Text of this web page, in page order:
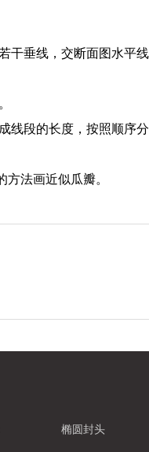
干垂线，交断面图水平
线段的长度，按照顺序
方法画近似瓜瓣。
椭圆封头